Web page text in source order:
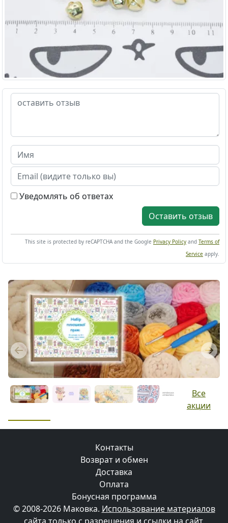
Уведомлять об ответах
Оставить отзыв
This site is protected by reCAPTCHA and the Google Privacy Policy and Terms of
Service apply.
Previous Next
Все
акции
Контакты
Возврат и обмен
Доставка
Оплата
Бонусная программа
© 2008-2026 Маковка. Использование материалов